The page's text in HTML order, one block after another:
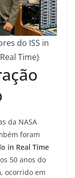
do ISS in
Time)
da NASA
foram
in Real Time
50 anos do
, ocorrido em